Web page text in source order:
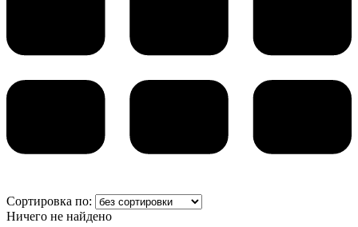
Сортировка по:
Ничего не найдено